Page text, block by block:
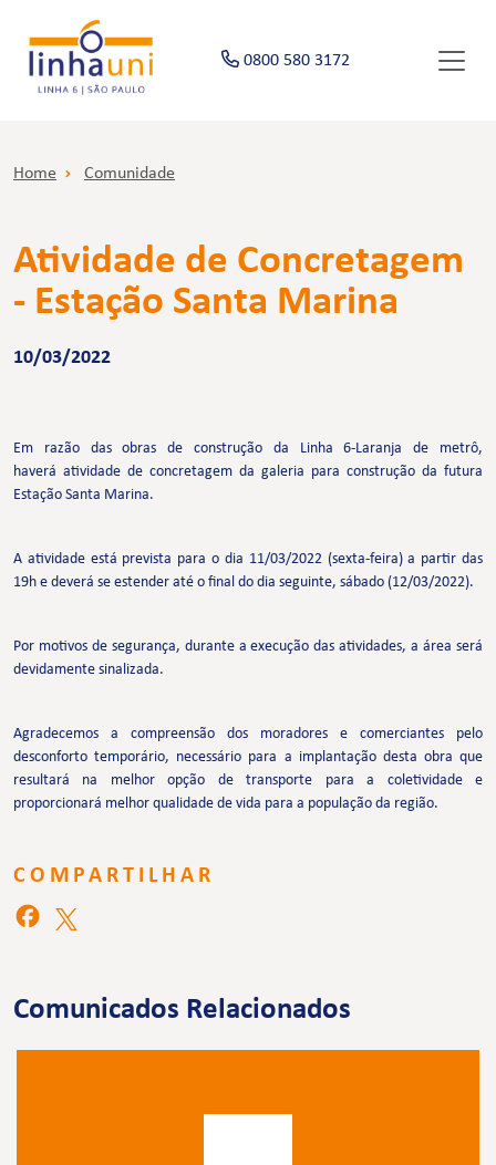
0800 580 3172
Home Comunidade
Atividade de Concretagem
- Estação Santa Marina
10/03/2022
Em razão das obras de construção da Linha 6-Laranja de metrô,
haverá atividade de concretagem da galeria para construção da futura
Estação Santa Marina.
A atividade está prevista para o dia 11/03/2022 (sexta-feira) a partir das
19h e deverá se estender até o final do dia seguinte, sábado (12/03/2022).
Por motivos de segurança, durante a execução das atividades, a área será
devidamente sinalizada.
Agradecemos a compreensão dos moradores e comerciantes pelo
desconforto temporário, necessário para a implantação desta obra que
resultará na melhor opção de transporte para a coletividade e
proporcionará melhor qualidade de vida para a população da região.
COMPARTILHAR
Comunicados Relacionados